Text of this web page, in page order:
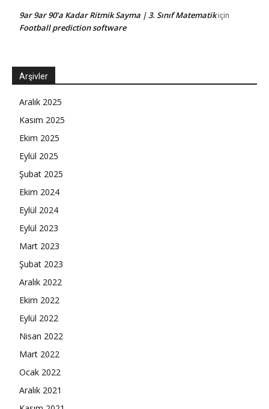
9ar 9ar 90’a Kadar Ritmik Sayma | 3. Sınıf Matematikiçin
Football prediction software
Arşivler
Aralık 2025
Kasım 2025
Ekim 2025
Eylül 2025
Şubat 2025
Ekim 2024
Eylül 2024
Eylül 2023
Mart 2023
Şubat 2023
Aralık 2022
Ekim 2022
Eylül 2022
Nisan 2022
Mart 2022
Ocak 2022
Aralık 2021